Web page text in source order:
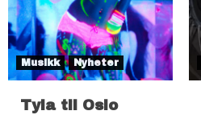
Musikk Nyheter
Tyla til Oslo